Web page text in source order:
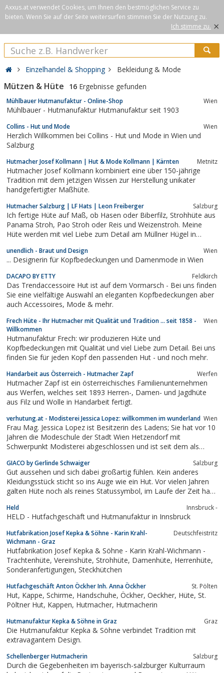
Axxus.at verwendet Cookies, um Ihnen den bestmöglichen Service zu
bieten. Wenn Sie auf der Seite weitersurfen stimmen Sie der Nutzung zu.
Ich stimme zu. ×
Einzelhandel & Shopping Bekleidung & Mode
Mützen & Hüte 16 Ergebnisse gefunden
Mühlbauer Hutmanufaktur - Online-Shop Wien
Mühlbauer - Hutmanufaktur Hutmanufaktur seit 1903
Collins - Hut und Mode Wien
Herzlich Willkommen bei Collins - Hut und Mode in Wien und
Salzburg
Hutmacher Josef Kollmann | Hut & Mode Kollmann | Kärnten Metnitz
Hutmacher Josef Kollmann kombiniert eine über 150-jährige
Tradition mit dem jetzigen Wissen zur Herstellung unikater
handgefertigter Maßhüte.
Hutmacher Salzburg | LF Hats | Leon Freiberger Salzburg
Ich fertige Hüte auf Maß, ob Hasen oder Biberfilz, Strohhüte aus
Panama Stroh, Pao Stroh oder Reis und Weizenstroh. Meine
Hüte werden mit viel Liebe zum Detail am Müllner Hügel in
unendlich - Braut und Design Wien
... Designerin für Kopfbedeckungen und Damenmode in Wien
DACAPO BY ETTY Feldkirch
Das Trendaccessoire Hut ist auf dem Vormarsch - Bei uns finden
Sie eine vielfältige Auswahl an eleganten Kopfbedeckungen aber
auch Accessoires, Mode & mehr.
Frech Hüte - Ihr Hutmacher mit Qualität und Tradition ... seit 1858 -
Willkommen
Wien
Hutmanufaktur Frech: wir produzieren Hüte und
Kopfbedeckungen mit Qualität und viel Liebe zum Detail. Bei uns
finden Sie für jeden Kopf den passenden Hut - und noch mehr.
Handarbeit aus Österreich - Hutmacher Zapf Werfen
Hutmacher Zapf ist ein österreichisches Familienunternehmen
aus Werfen, welches seit 1893 Herren-, Damen- und Jagdhüte
aus Filz und Wolle in Handarbeit fertigt.
verhutung.at - Modisterei Jessica Lopez: willkommen im wunderland Wien
Frau Mag. Jessica Lopez ist Besitzerin des Ladens; Sie hat vor 10
Jahren die Modeschule der Stadt Wien Hetzendorf mit
Schwerpunkt Modisterei abgeschlossen und ist seit dem als
GIACO by Gerlinde Schwaiger Salzburg
Gut aussehen und sich dabei großartig fühlen. Kein anderes
Kleidungsstück sticht so ins Auge wie ein Hut. Vor vielen Jahren
galten Hüte noch als reines Statussymbol, im Laufe der Zeit hat
gewandelt und ist aus einer stilvollen Garderobe nicht mehr
wegzudenken. In der...
Held Innsbruck -
HELD - Hutfachgeschäft und Hutmanufaktur in Innsbruck
Hutfabrikation Josef Kepka & Söhne - Karin Krahl-
Wichmann - Graz
Deutschfeistritz
Hutfabrikation Josef Kepka & Söhne - Karin Krahl-Wichmann -
Trachtenhüte, Vereinshüte, Strohhüte, Damenhüte, Herrenhüte,
Sonderanfertigungen, Steckhütchen
Hutfachgeschäft Anton Öckher Inh. Anna Öckher St. Pölten
Hut, Kappe, Schirme, Handschuhe, Öckher, Oeckher, Hüte, St.
Pöltner Hut, Kappen, Hutmacher, Hutmacherin
Hutmanufaktur Kepka & Söhne in Graz Graz
Die Hutmanufaktur Kepka & Söhne verbindet Tradition mit
extravagantem Design.
Schellenberger Hutmacherin Salzburg
Durch die Gegebenheiten im bayerisch-salzburger Kulturraum